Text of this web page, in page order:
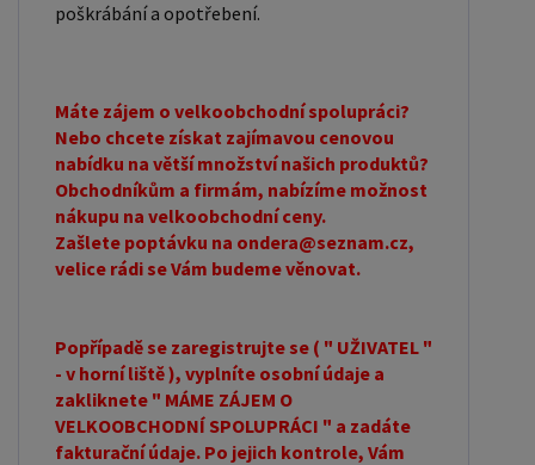
poškrábání a opotřebení.
Máte zájem o velkoobchodní spolupráci?
Nebo chcete získat zajímavou cenovou
nabídku na větší množství našich produktů?
Obchodníkům a firmám, nabízíme možnost
nákupu na velkoobchodní ceny.
Zašlete poptávku na ondera@seznam.cz,
velice rádi se Vám budeme věnovat.
Popřípadě se zaregistrujte se ( " UŽIVATEL "
- v horní liště ), vyplníte osobní údaje a
zakliknete " MÁME ZÁJEM O
VELKOOBCHODNÍ SPOLUPRÁCI " a zadáte
fakturační údaje. Po jejich kontrole, Vám